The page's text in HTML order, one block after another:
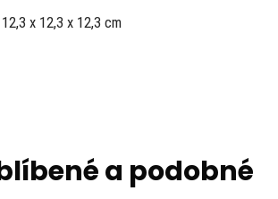
12,3 x 12,3 x 12,3 cm
a podobné